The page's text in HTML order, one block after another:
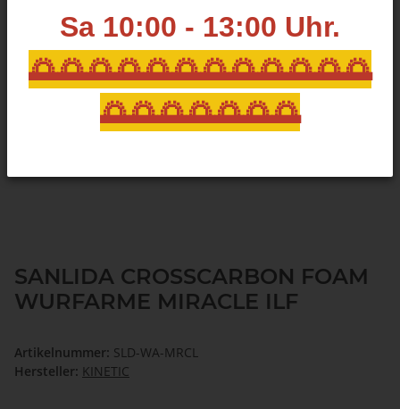
Sa 10:00 - 13:00 Uhr.
🌅🌅🌅🌅🌅🌅🌅🌅🌅🌅🌅🌅
🌅🌅🌅🌅🌅🌅🌅
SANLIDA CROSSCARBON FOAM
WURFARME MIRACLE ILF
Artikelnummer: SLD-WA-MRCL
Hersteller: KINETIC